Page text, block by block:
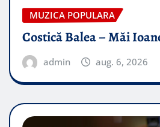
MUZICA POPULARA
Costică Balea – Măi
admin aug. 6, 2026